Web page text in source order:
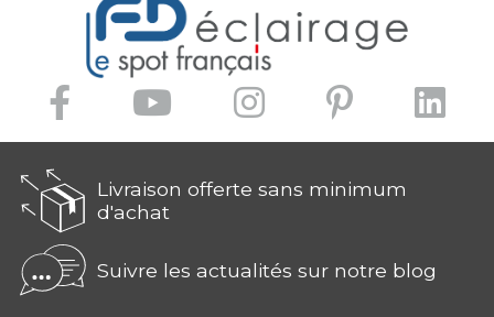
Livraison offerte sans minimum
d'achat
Suivre les actualités sur notre blog